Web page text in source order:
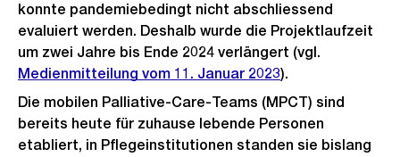
konnte pandemiebedingt nicht abschliessend
evaluiert werden. Deshalb wurde die Projektlaufzeit
um zwei Jahre bis Ende 2024 verlängert (vgl.
Medienmitteilung vom 11. Januar 2023).
Die mobilen Palliative-Care-Teams (MPCT) sind
bereits heute für zuhause lebende Personen
etabliert, in Pflegeinstitutionen standen sie bislang